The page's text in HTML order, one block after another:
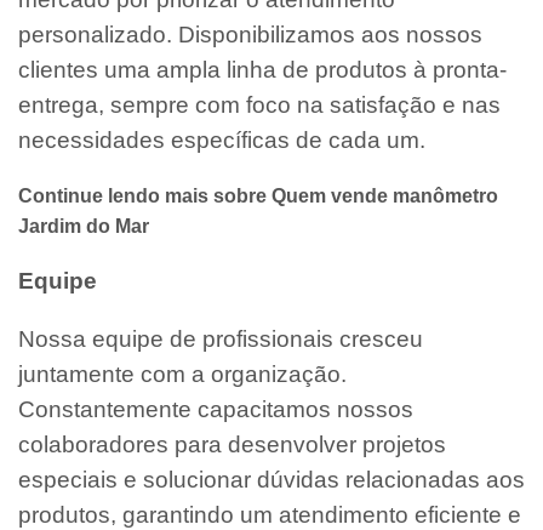
personalizado. Disponibilizamos aos nossos
clientes uma ampla linha de produtos à pronta-
entrega, sempre com foco na satisfação e nas
necessidades específicas de cada um.
Continue lendo mais sobre Quem vende manômetro
Jardim do Mar
Equipe
Nossa equipe de profissionais cresceu
juntamente com a organização.
Constantemente capacitamos nossos
colaboradores para desenvolver projetos
especiais e solucionar dúvidas relacionadas aos
produtos, garantindo um atendimento eficiente e